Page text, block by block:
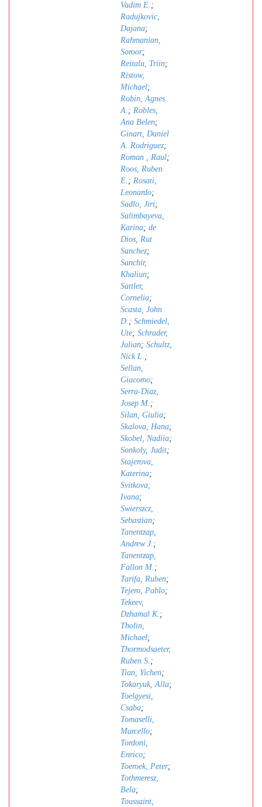
Vadim E. ;
Radujkovic,
Dajana;
Rahmanian,
Soroor;
Reitalu, Triin;
Ristow,
Michael;
Robin, Agnes
A. ; Robles,
Ana Belen;
Ginart, Daniel
A. Rodriguez;
Roman , Raul;
Roos, Ruben
E. ; Rosati,
Leonardo;
Sadlo, Jiri;
Salimbayeva,
Karina; de
Dios, Rut
Sanchez;
Sanchir,
Khaliun;
Sattler,
Cornelia;
Scasta, John
D. ; Schmiedel,
Ute; Schrader,
Julian; Schultz,
Nick L. ;
Sellan,
Giacomo;
Serra-Diaz,
Josep M. ;
Silan, Giulia;
Skalova, Hana;
Skobel, Nadiia;
Sonkoly, Judit;
Stajerova,
Katerina;
Svitkova,
Ivana;
Swierszcz,
Sebastian;
Tanentzap,
Andrew J. ;
Tanentzap,
Fallon M. ;
Tarifa, Ruben;
Tejero, Pablo;
Tekeev,
Dzhamal K. ;
Tholin,
Michael;
Thormodsaeter,
Ruben S. ;
Tian, Yichen;
Tokaryuk, Alla;
Toelgyesi,
Csaba;
Tomaselli,
Marcello;
Tordoni,
Enrico;
Toeroek, Peter;
Tothmeresz,
Bela;
Toussaint,